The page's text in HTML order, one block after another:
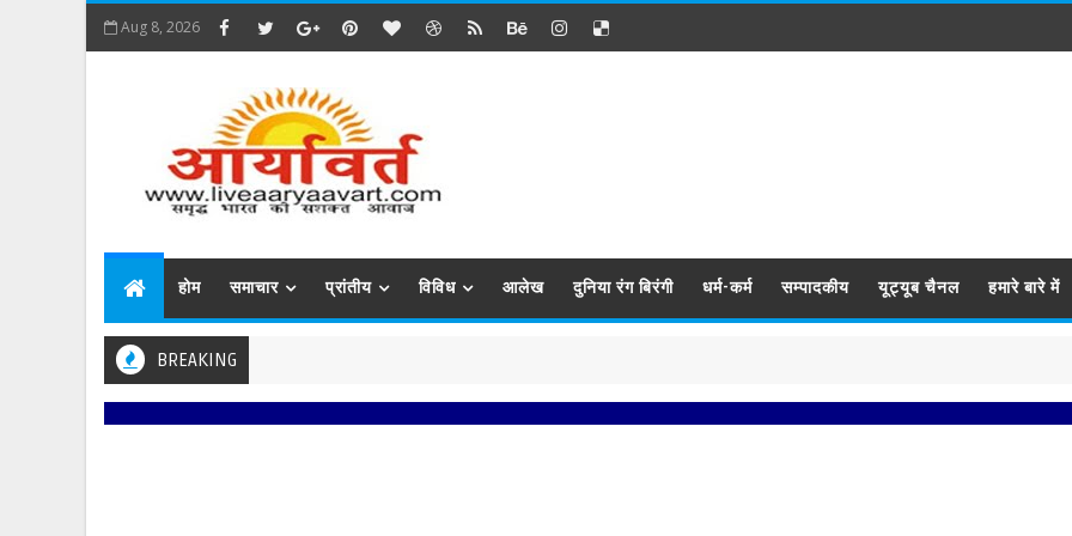
Aug 8, 2026
होम समाचार प्रांतीय विविध आलेख दुनिया रंग बिरंगी धर्म-कर्म सम्पादकीय यूट्यूब चैनल हमारे बारे में
BREAKING